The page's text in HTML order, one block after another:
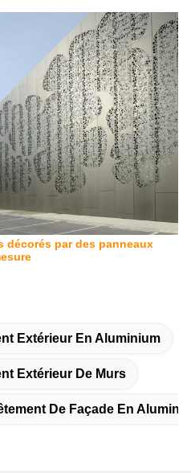
décorés par des panneaux
Extérieur En Aluminium
Extérieur De Murs
De Façade En